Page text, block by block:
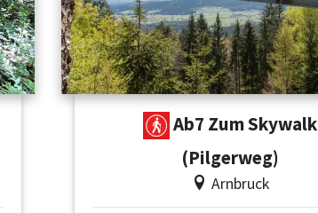
Ab7 Zum Skywalk
(Pilgerweg)
Arnbruck